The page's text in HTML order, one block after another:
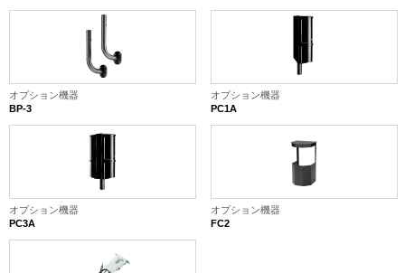
オプション機器
BP-3
オプション機器
PC1A
オプション機器
PC3A
オプション機器
FC2